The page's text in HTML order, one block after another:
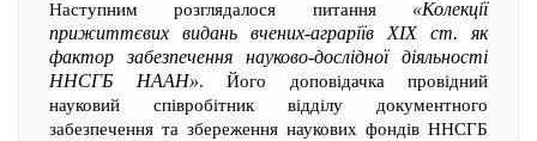
Наступним розглядалося питання «Колекції
прижиттєвих видань вчених-аграріїв XIX ст. як
фактор забезпечення науково-дослідної діяльності
ННСГБ НААН». Його доповідачка провідний
науковий співробітник відділу документного
забезпечення та збереження наукових фондів ННСГБ